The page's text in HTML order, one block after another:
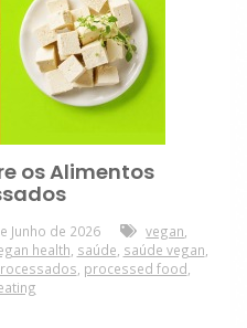
os Alimentos
Junho de 2026 vegan
health saúde saúde vegan
processed food